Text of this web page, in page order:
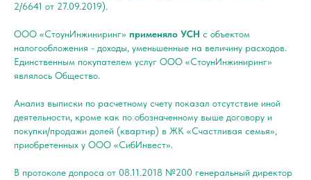
2/6641 от 27.09.2019).
ООО «СтоунИнжиниринг» применяло УСН с объектом
налогообложения - доходы, уменьшенные на величину расходов.
Единственным покупателем услуг ООО «СтоунИнжиниринг»
являлось Общество.
Анализ выписки по расчетному счету показал отсутствие иной
деятельности, кроме как по обозначенному выше договору и
покупки/продажи долей (квартир) в ЖК «Счастливая семья»,
приобретенных у ООО «СибИнвест».
В протоколе допроса от 08.11.2018 №200 генеральный директор